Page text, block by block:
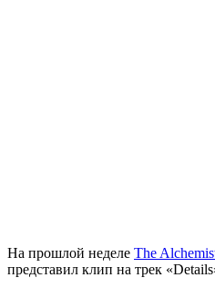
На прошлой неделе The
представил клип на трек